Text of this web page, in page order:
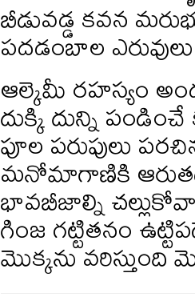
బీడువడ్డ కవన
పదడంబాల
ఆల్కెమీ రహస్యం
దుక్కి దున్ని
పూల పరుపులు
మనోమాగాణికి
భావబీజాల్ని
గింజ గట్టితనం
మొక్కను